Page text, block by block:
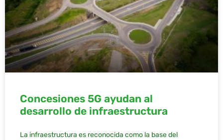
Concesiones 5G ayudan al
desarrollo de infraestructura
La infraestructura es reconocida como la base del